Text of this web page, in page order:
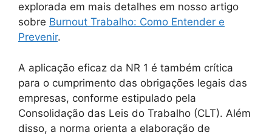
explorada em mais detalhes em nosso artigo
sobre Burnout Trabalho: Como Entender e
Prevenir.
A aplicação eficaz da NR 1 é também crítica
para o cumprimento das obrigações legais das
empresas, conforme estipulado pela
Consolidação das Leis do Trabalho (CLT). Além
disso, a norma orienta a elaboração de